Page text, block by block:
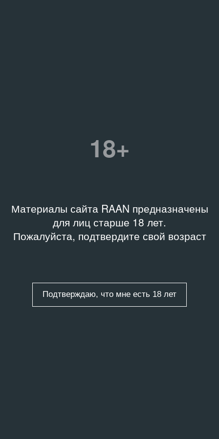
18+
Материалы сайта RAAN предназначены
для лиц старше 18 лет.
Пожалуйста, подтвердите свой возраст
Подтверждаю, что мне есть 18 лет